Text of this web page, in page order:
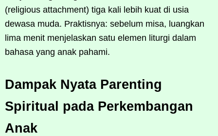
(religious attachment) tiga kali lebih kuat di usia
dewasa muda. Praktisnya: sebelum misa, luangkan
lima menit menjelaskan satu elemen liturgi dalam
bahasa yang anak pahami.
Dampak Nyata Parenting
Spiritual pada Perkembangan
Anak